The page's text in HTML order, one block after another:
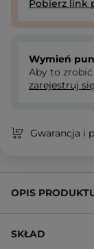
Pobierz link
Wymień
Aby to zrobić
zarejestruj się
Gwarancja i
OPIS
SKŁAD